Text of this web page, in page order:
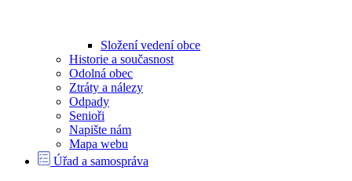
Složení vedení obce
Historie a současnost
Odolná obec
Ztráty a nálezy
Odpady
Senioři
Napište nám
Mapa webu
Úřad a samospráva